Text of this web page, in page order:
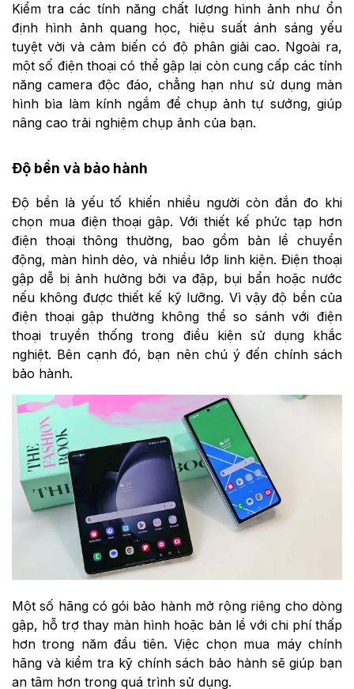
Kiểm tra các tính năng chất lượng hình ảnh như ổn
định hình ảnh quang học, hiệu suất ánh sáng yếu
tuyệt vời và cảm biến có độ phân giải cao. Ngoài ra,
một số điện thoại có thể gập lại còn cung cấp các tính
năng camera độc đáo, chẳng hạn như sử dụng màn
hình bìa làm kính ngắm để chụp ảnh tự sướng, giúp
nâng cao trải nghiệm chụp ảnh của bạn.
Độ bền và bảo hành
Độ bền là yếu tố khiến nhiều người còn đắn đo khi
chọn mua điện thoại gập. Với thiết kế phức tạp hơn
điện thoại thông thường, bao gồm bản lề chuyển
động, màn hình dẻo, và nhiều lớp linh kiện. Điện thoại
gập dễ bị ảnh hưởng bởi va đập, bụi bẩn hoặc nước
nếu không được thiết kế kỹ lưỡng. Vì vậy độ bền của
điện thoại gập thường không thể so sánh với điện
thoại truyền thống trong điều kiện sử dụng khắc
nghiệt. Bên cạnh đó, bạn nên chú ý đến chính sách
bảo hành.
Một số hãng có gói bảo hành mở rộng riêng cho dòng
gập, hỗ trợ thay màn hình hoặc bản lề với chi phí thấp
hơn trong năm đầu tiên. Việc chọn mua máy chính
hãng và kiểm tra kỹ chính sách bảo hành sẽ giúp bạn
an tâm hơn trong quá trình sử dụng.